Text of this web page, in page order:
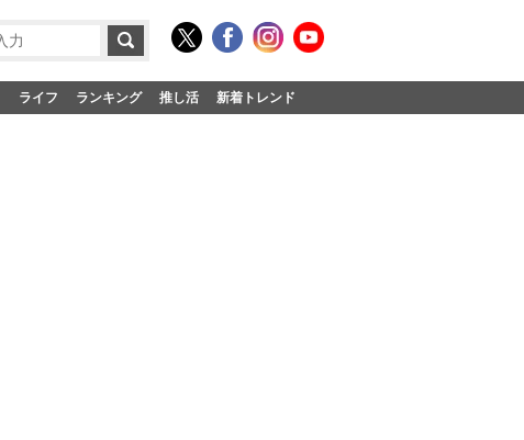
ライフ ランキング 推し活 新着トレンド